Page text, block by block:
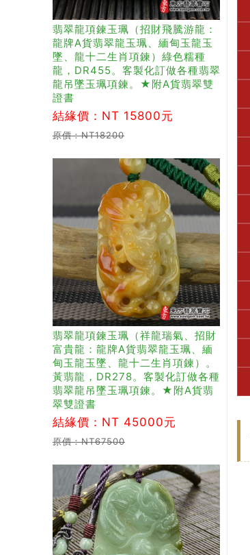
翡翠龍項鍊玉珮（招財飛騰游龍：
龍牌A貨翡翠龍玉珮、緬甸玉龍玉
墜、龍十二生肖項鍊）綠色糯種
龍，DR455。客製化訂做各種翡翠
龍吊墜玉珮項鍊。★附A貨翡翠雙
證書
結緣價：NT 15800元
原價：NT18200
翡翠龍項鍊玉珮（祥龍瑞氣、招財
富貴龍：龍牌A貨翡翠龍玉珮、緬
甸玉龍玉墜、龍十二生肖項鍊）。
黃翡龍，DR278。客製化訂做各種
翡翠龍吊墜玉珮項鍊。★附A貨翡
翠雙證書
結緣價：NT 45000元
原價：NT67500